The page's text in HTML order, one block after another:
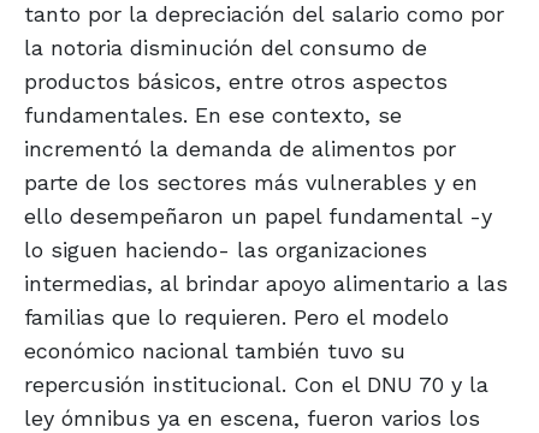
tanto por la depreciación del salario como por
la notoria disminución del consumo de
productos básicos, entre otros aspectos
fundamentales. En ese contexto, se
incrementó la demanda de alimentos por
parte de los sectores más vulnerables y en
ello desempeñaron un papel fundamental -y
lo siguen haciendo- las organizaciones
intermedias, al brindar apoyo alimentario a las
familias que lo requieren. Pero el modelo
económico nacional también tuvo su
repercusión institucional. Con el DNU 70 y la
ley ómnibus ya en escena, fueron varios los